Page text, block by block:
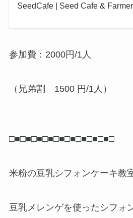
SeedCafe | Seed Cafe &
参加費：2000円/1人
（兄弟割 1500 円/1人）
□■□■□■□■□■□■□■□■□■□
米粉の豆乳シフォンケーキ教
豆乳メレンゲを使ったシフォ